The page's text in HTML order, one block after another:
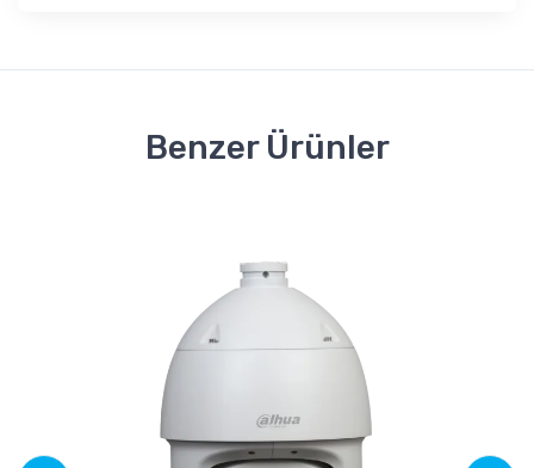
Benzer Ürünler